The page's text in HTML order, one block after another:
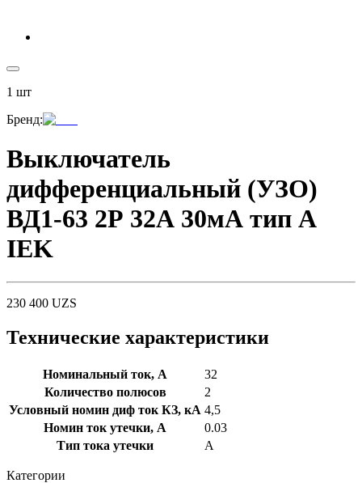
1 шт
Бренд:
Выключатель
дифференциальный (УЗО)
ВД1-63 2Р 32А 30мА тип А
IEK
230 400 UZS
Технические характеристики
Номинальный ток, А
32
Количество полюсов
2
Условный номин диф ток КЗ, кА 4,5
Номин ток утечки, А
0.03
Тип тока утечки
A
Категории